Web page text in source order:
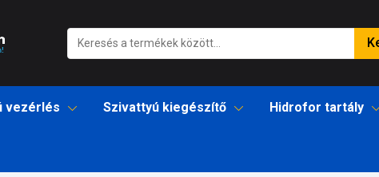
vezérlés Szivattyú kiegészítő Hidrofor tartály